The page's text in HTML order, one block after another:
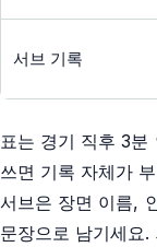
서브 기록
표는 경기 직후 3분
쓰면 기록 자체가
서브은 장면 이름,
문장으로 남기세요